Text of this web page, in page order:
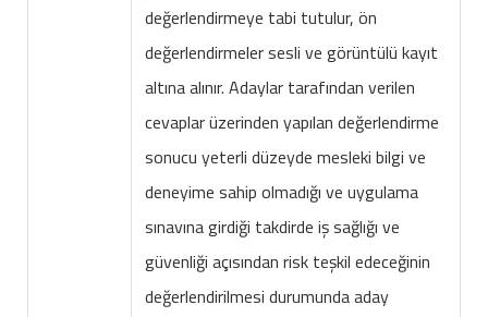
değerlendirmeye tabi tutulur, ön
değerlendirmeler sesli ve görüntülü kayıt
altına alınır. Adaylar tarafından verilen
cevaplar üzerinden yapılan değerlendirme
sonucu yeterli düzeyde mesleki bilgi ve
deneyime sahip olmadığı ve uygulama
sınavına girdiği takdirde iş sağlığı ve
güvenliği açısından risk teşkil edeceğinin
değerlendirilmesi durumunda aday